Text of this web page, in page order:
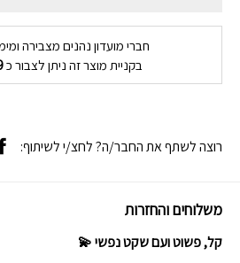
חברי מועדון נהנים מצבירה
בקניית מוצר זה ניתן לצבור כ
משלוחים והחזרות
קל, פשוט ועם שקט נפשי 💫
רוצה לשתף את החבר/ה? לחצ/י לשיתוף: